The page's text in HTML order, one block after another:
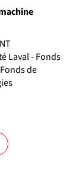
Laval - Fonds
de